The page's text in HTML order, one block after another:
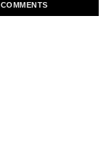
COMMENTS